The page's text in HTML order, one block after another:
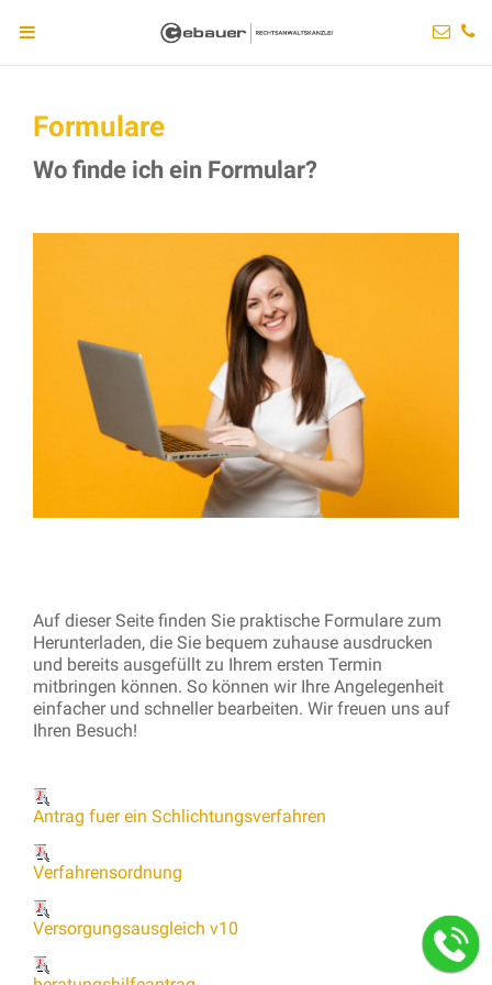
Formulare
Wo finde ich ein Formular?
Auf dieser Seite finden Sie praktische Formulare zum
Herunterladen, die Sie bequem zuhause ausdrucken
und bereits ausgefüllt zu Ihrem ersten Termin
mitbringen können. So können wir Ihre Angelegenheit
einfacher und schneller bearbeiten. Wir freuen uns auf
Ihren Besuch!
Antrag fuer ein Schlichtungsverfahren
Verfahrensordnung
Versorgungsausgleich v10